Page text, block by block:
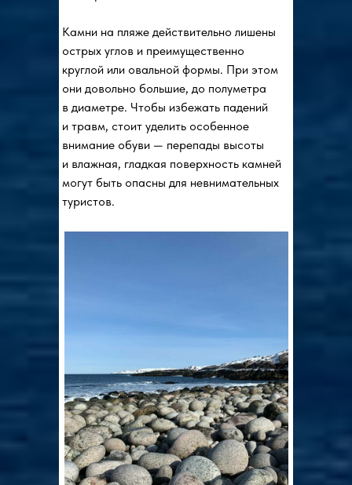
Камни на пляже действительно лишены
острых углов и преимущественно
круглой или овальной формы. При этом
они довольно большие, до полуметра
в диаметре. Чтобы избежать падений
и травм, стоит уделить особенное
внимание обуви — перепады высоты
и влажная, гладкая поверхность камней
могут быть опасны для невнимательных
туристов.